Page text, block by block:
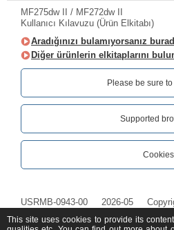
MF275dw II / MF272dw II
Kullanıcı Kılavuzu (Ürün Elkitabı)
Aradığınızı bulamıyorsanız
Diğer ürünlerin elkitaplarını
Please be sure
Supported
Cookies
USRMB-0943-00 2026-05
This site uses cookies to provide its